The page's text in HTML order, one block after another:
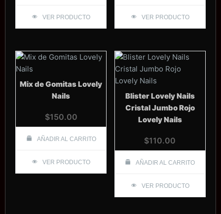
VER PRODUCTO VER PRODUCTO
Mix de Gomitas Lovely
Nails
$150.00
AÑADIR AL CARRITO
VER PRODUCTO
Blister Lovely Nails
Cristal Jumbo Rojo
Lovely Nails
$110.00
AÑADIR AL CARRITO
VER PRODUCTO